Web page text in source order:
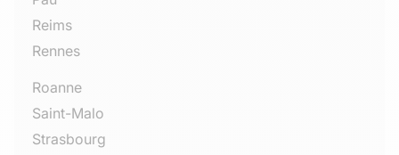
Reims
Rennes
Roanne
Saint-Malo
Strasbourg